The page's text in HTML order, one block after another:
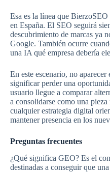
Esa es la línea que
en España. El SEO seguirá
descubrimiento de marcas ya
Google. También ocurre
una IA qué empresa debería
En este escenario, no aparecer
significar perder una
usuario llegue a comparar
a consolidarse como una
cualquier estrategia digital
mantener presencia en los
Preguntas frecuentes
¿Qué significa GEO? Es el
destinadas a conseguir que